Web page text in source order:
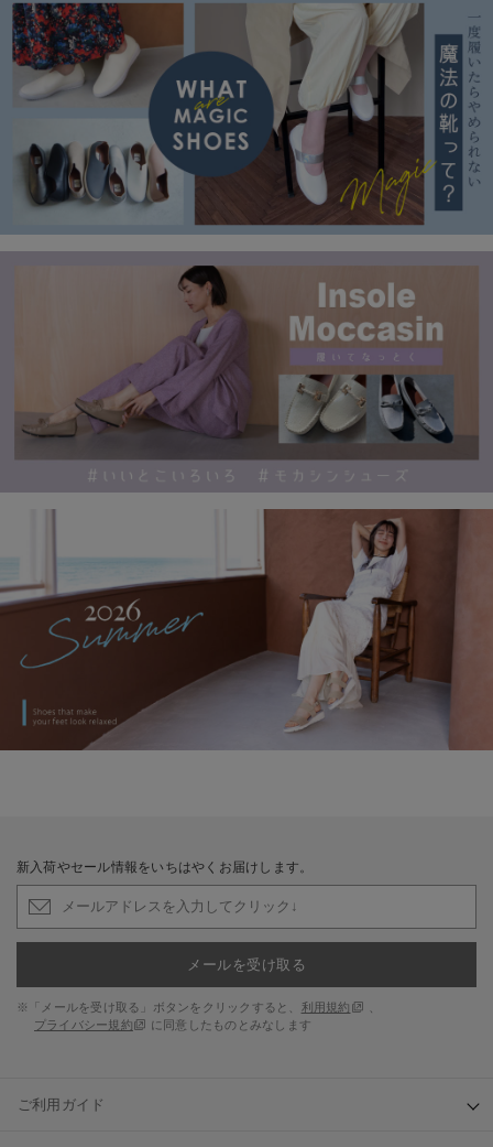
新入荷やセール情報をいちはやくお届けします。
メールを受け取る
※「メールを受け取る」ボタンをクリックすると、 利用規約
プライバシー規約
に同意したものとみなします
ご利用ガイド